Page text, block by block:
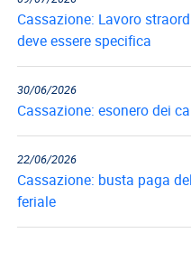
Cassazione: Lavoro
deve essere specifica
30/06/2026
Cassazione: esonero dei
22/06/2026
Cassazione: busta paga
feriale